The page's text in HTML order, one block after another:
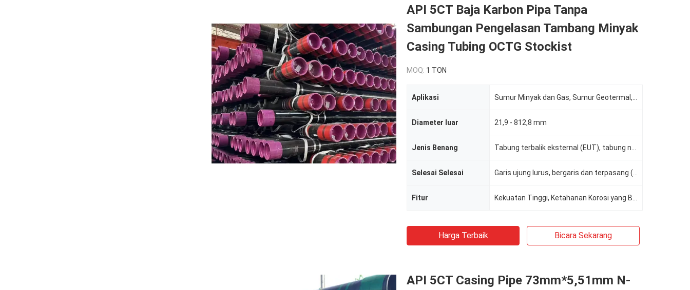
API 5CT Baja Karbon Pipa Tanpa
Sambungan Pengelasan Tambang Minyak
Casing Tubing OCTG Stockist
MOQ: 1 TON
Aplikasi
Diameter luar 21,9 - 812,8 mm
Jenis Benang
Selesai Selesai
Fitur
Harga Terbaik Bicara Sekarang
API 5CT Casing Pipe 73mm*5,51mm N-